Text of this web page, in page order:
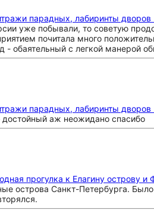
парадных, лабиринты
уже побывали, то советую
почитала много
- обаятельный с легкой манерой
парадных, лабиринты
достойный аж неожидано спасибо
прогулка к Елагину острову и
острова Санкт-Петербурга. Было